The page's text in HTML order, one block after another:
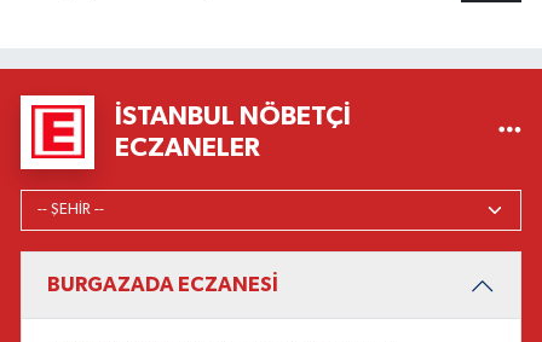
İSTANBUL NÖBETÇI
ECZANELER
BURGAZADA ECZANESİ